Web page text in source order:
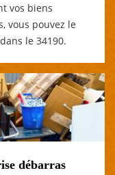
vos biens
vous pouvez le
le 34190.
débarras